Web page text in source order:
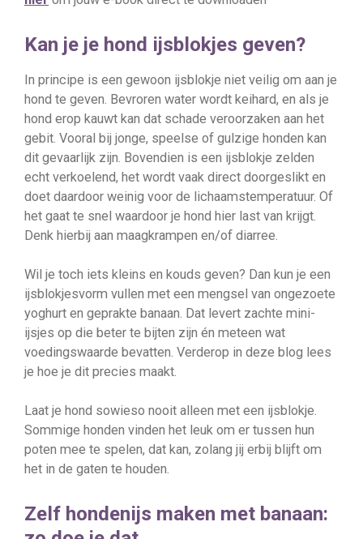
Kan je je hond ijsblokjes geven?
In principe is een gewoon ijsblokje niet veilig om aan je
hond te geven. Bevroren water wordt keihard, en als je
hond erop kauwt kan dat schade veroorzaken aan het
gebit. Vooral bij jonge, speelse of gulzige honden kan
dit gevaarlijk zijn. Bovendien is een ijsblokje zelden
echt verkoelend, het wordt vaak direct doorgeslikt en
doet daardoor weinig voor de lichaamstemperatuur. Of
het gaat te snel waardoor je hond hier last van krijgt.
Denk hierbij aan maagkrampen en/of diarree.
Wil je toch iets kleins en kouds geven? Dan kun je een
ijsblokjesvorm vullen met een mengsel van ongezoete
yoghurt en geprakte banaan. Dat levert zachte mini-
ijsjes op die beter te bijten zijn én meteen wat
voedingswaarde bevatten. Verderop in deze blog lees
je hoe je dit precies maakt.
Laat je hond sowieso nooit alleen met een ijsblokje.
Sommige honden vinden het leuk om er tussen hun
poten mee te spelen, dat kan, zolang jij erbij blijft om
het in de gaten te houden.
Zelf hondenijs maken met banaan: